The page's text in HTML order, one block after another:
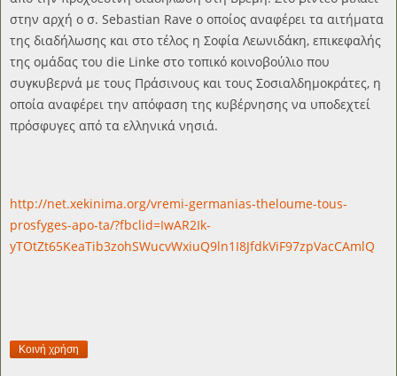
στην αρχή ο σ. Sebastian Rave ο οποίος αναφέρει τα αιτήματα
της διαδήλωσης και στο τέλος η Σοφία Λεωνιδάκη, επικεφαλής
της ομάδας του die Linke στο τοπικό κοινοβούλιο που
συγκυβερνά με τους Πράσινους και τους Σοσιαλδημοκράτες, η
οποία αναφέρει την απόφαση της κυβέρνησης να υποδεχτεί
πρόσφυγες από τα ελληνικά νησιά.
http://net.xekinima.org/vremi-germanias-theloume-tous-
prosfyges-apo-ta/?fbclid=IwAR2Ik-
yTOtZt65KeaTib3zohSWucvWxiuQ9ln1I8JfdkViF97zpVacCAmlQ
Κοινή χρήση